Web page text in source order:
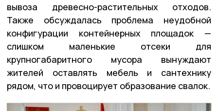
вывоза древесно-растительных отходов.
Также обсуждалась проблема неудобной
конфигурации контейнерных площадок —
слишком маленькие отсеки для
крупногабаритного мусора вынуждают
жителей оставлять мебель и сантехнику
рядом, что и провоцирует образование свалок.